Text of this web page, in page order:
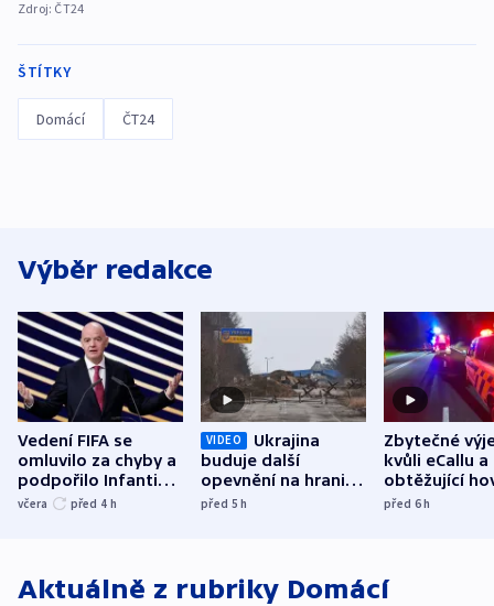
Zdroj: ČT24
ŠTÍTKY
Domácí ČT24
Výběr redakce
Vedení FIFA se
omluvilo za chyby a
podpořilo Infantina.
UEFA trvá na
včera před 4 h
VIDEO
Ukrajina
buduje další
opevnění na hranici
s Běloruskem
před 5h
Zbytečné
kvůli eCallu a
obtěžující
zdržují
před 6h
Aktuálně z rubriky Domácí